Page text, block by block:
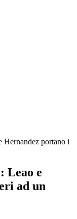
Hernandez portano i
Leao e
ad un